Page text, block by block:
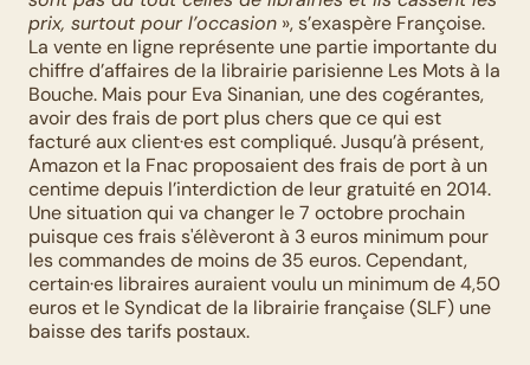
prix, surtout pour l’occasion », s’exaspère Françoise.
La vente en ligne représente une partie importante du
chiffre d’affaires de la librairie parisienne Les Mots à la
Bouche. Mais pour Eva Sinanian, une des cogérantes,
avoir des frais de port plus chers que ce qui est
facturé aux client·es est compliqué. Jusqu’à présent,
Amazon et la Fnac proposaient des frais de port à un
centime depuis l’interdiction de leur gratuité en 2014.
Une situation qui va changer le 7 octobre prochain
puisque ces frais s'élèveront à 3 euros minimum pour
les commandes de moins de 35 euros. Cependant,
certain·es libraires auraient voulu un minimum de 4,50
euros et le Syndicat de la librairie française (SLF) une
baisse des tarifs postaux.